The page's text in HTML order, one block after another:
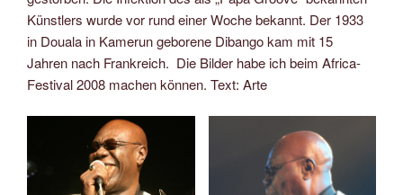
Künstlers wurde vor rund einer Woche bekannt. Der 1933
in Douala in Kamerun geborene Dibango kam mit 15
Jahren nach Frankreich. Die Bilder habe ich beim Africa-
Festival 2008 machen können. Text: Arte